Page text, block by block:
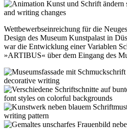
Wettbewerbseinreichung für die
Design des Museum Kunstpalast in
war die Entwicklung einer Variablen
»ARTIBUS« über dem Eingang des